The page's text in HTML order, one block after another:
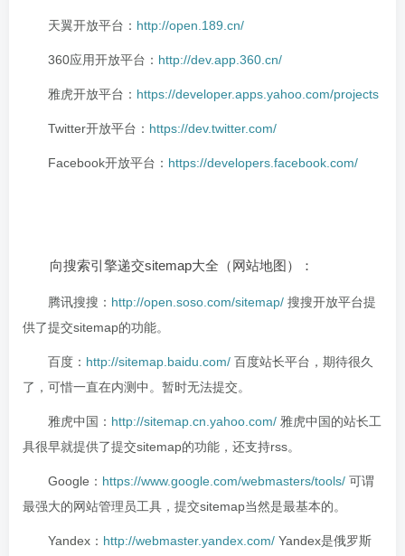
天翼开放平台： http://open.189.cn/
360应用开放平台： http://dev.app.360.cn/
雅虎开放平台： https://developer.apps.yahoo.com/projects
Twitter开放平台： https://dev.twitter.com/
Facebook开放平台： https://developers.facebook.com/
向搜索引擎递交sitemap大全（网站地图）：
腾讯搜搜： http://open.soso.com/sitemap/ 搜搜开放平台提
供了提交sitemap的功能。
百度： http://sitemap.baidu.com/ 百度站长平台，期待很久
了，可惜一直在内测中。暂时无法提交。
雅虎中国： http://sitemap.cn.yahoo.com/ 雅虎中国的站长工
具很早就提供了提交sitemap的功能，还支持rss。
Google： https://www.google.com/webmasters/tools/ 可谓
最强大的网站管理员工具，提交sitemap当然是最基本的。
Yandex： http://webmaster.yandex.com/ Yandex是俄罗斯